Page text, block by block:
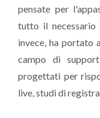
pensate per
tutto il necessario
invece, ha portato
campo di
progettati per
live, studi di